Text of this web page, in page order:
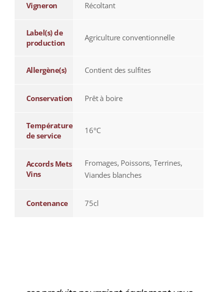
Vigneron Récoltant
Label(s) de
production
Agriculture conventionnelle
Allergène(s) Contient des sulfites
Conservation Prêt à boire
Température
de service
16°C
Accords Mets
Vins
Fromages, Poissons, Terrines,
Viandes blanches
Contenance 75cl